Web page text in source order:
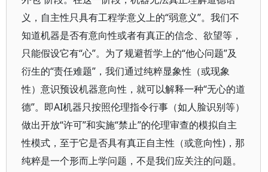
义，自主性只具有工程学意义上的“弱意义”。我们不
知道机器是否有意向性或者有真正的信念、欲望等，
只能假设它有“心”。为了规避哲学上的“他心问题”及
衍生的“责任难题”，我们通过纯粹显象性（或现象
性）意识预设机器意向性，就可以解释一种“无心的道
德”。即AI机器只按照伦理指令行事（如人脸识别等）
做出开放“许可”和实施“禁止”的伦理审查的模拟自主
性模式，至于它是否具有真正自主性（或意向性)，那
纯粹是一个形而上学问题，不是我们应关注的问题。